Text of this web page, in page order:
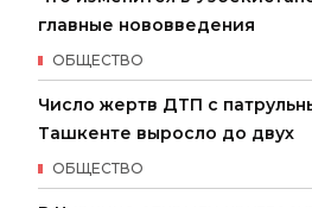
главные нововведения
ОБЩЕСТВО
Число жертв ДТП с
Ташкенте выросло до двух
ОБЩЕСТВО